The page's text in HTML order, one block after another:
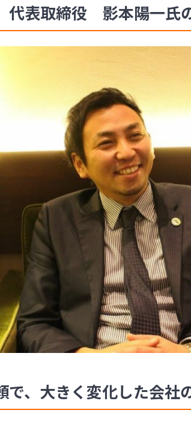
表取締役 影本陽一氏
で、大きく変化した会社